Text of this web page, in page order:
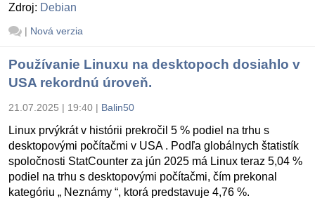
Zdroj: Debian
| Nová verzia
Používanie Linuxu na desktopoch dosiahlo v
USA rekordnú úroveň.
21.07.2025 | 19:40 | Balin50
Linux prvýkrát v histórii prekročil 5 % podiel na trhu s
desktopovými počítačmi v USA . Podľa globálnych štatistík
spoločnosti StatCounter za jún 2025 má Linux teraz 5,04 %
podiel na trhu s desktopovými počítačmi, čím prekonal
kategóriu „ Neznámy “, ktorá predstavuje 4,76 %.